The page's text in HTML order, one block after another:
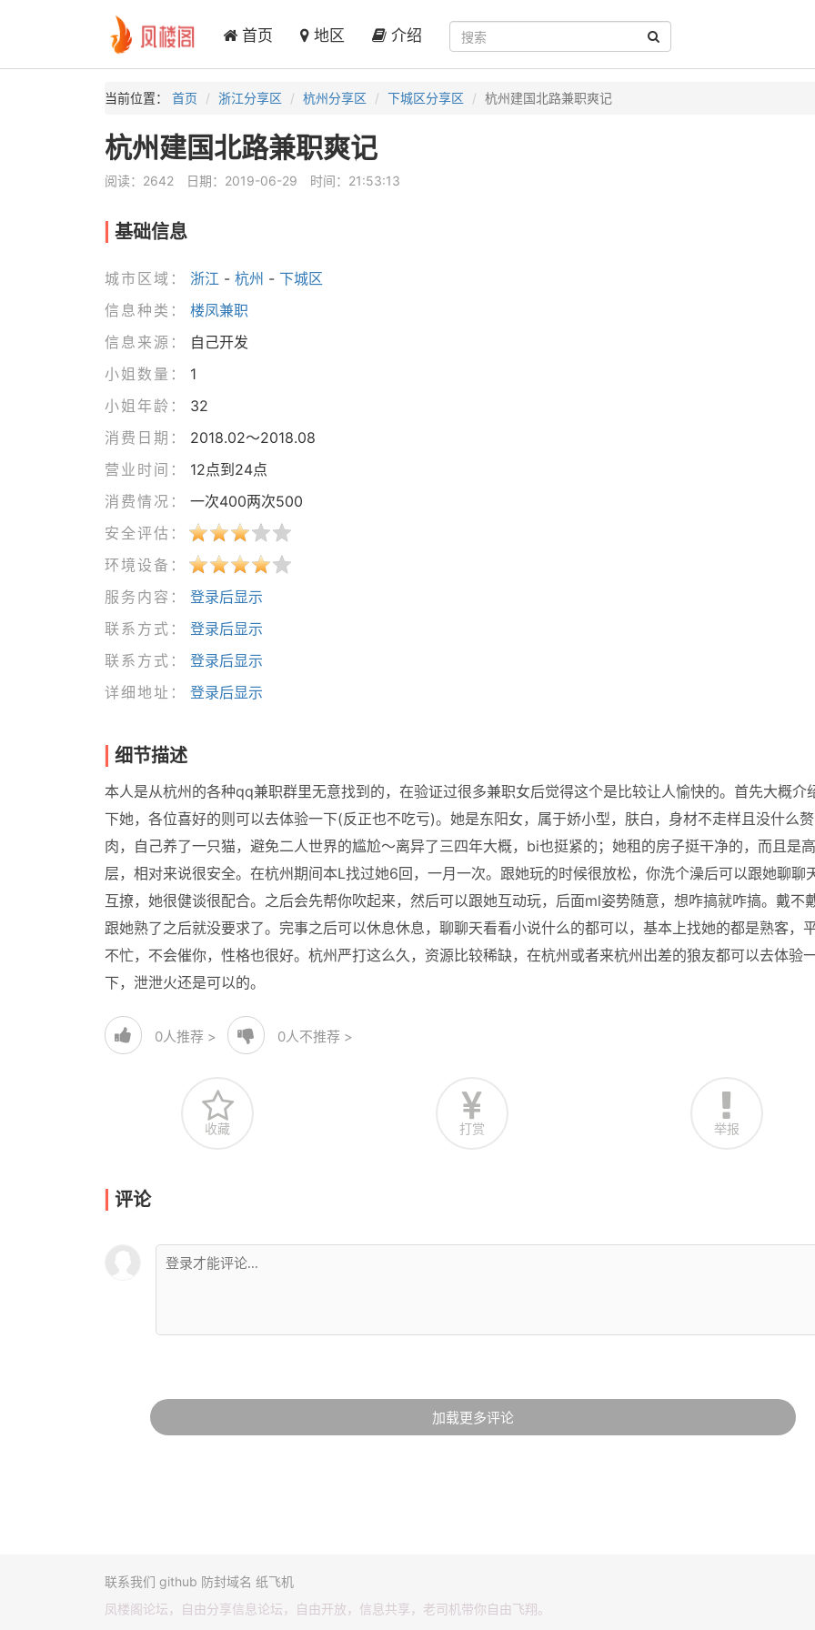
首页 地区 介绍
当前位置： 首页 浙江分享区 杭州分享区 下城区分享区 杭州建国北路兼职爽记
杭州建国北路兼职爽记
阅读：2642 日期：2019-06-29 时间：21:53:13
基础信息
城市区域： 浙江 - 杭州 - 下城区
信息种类：
楼凤兼职
信息来源：
自己开发
小姐数量：
1
小姐年龄：
32
消费日期：
2018.02～2018.08
营业时间：
12点到24点
消费情况：
一次400两次500
安全评估：
环境设备：
服务内容：
登录后显示
联系方式：
登录后显示
联系方式：
登录后显示
详细地址：
登录后显示
细节描述
本人是从杭州的各种qq兼职群里无意找到的，在验证过很多兼职女后觉得这个是比较让人愉快的。首先大概介
下她，各位喜好的则可以去体验一下(反正也不吃亏)。她是东阳女，属于娇小型，肤白，身材不走样且没什么赘
肉，自己养了一只猫，避免二人世界的尴尬～离异了三四年大概，bi也挺紧的；她租的房子挺干净的，而且是高
层，相对来说很安全。在杭州期间本L找过她6回，一月一次。跟她玩的时候很放松，你洗个澡后可以跟她聊聊天
互撩，她很健谈很配合。之后会先帮你吹起来，然后可以跟她互动玩，后面ml姿势随意，想咋搞就咋搞。戴不
跟她熟了之后就没要求了。完事之后可以休息休息，聊聊天看看小说什么的都可以，基本上找她的都是熟客，
不忙，不会催你，性格也很好。杭州严打这么久，资源比较稀缺，在杭州或者来杭州出差的狼友都可以去体验
下，泄泄火还是可以的。
0人推荐 > 0人不推荐 >
收藏 打赏 举报
评论
加载更多评论
联系我们 github 防封域名 纸飞机
凤楼阁论坛，自由分享信息论坛，自由开放，信息共享，老司机带你自由飞翔。